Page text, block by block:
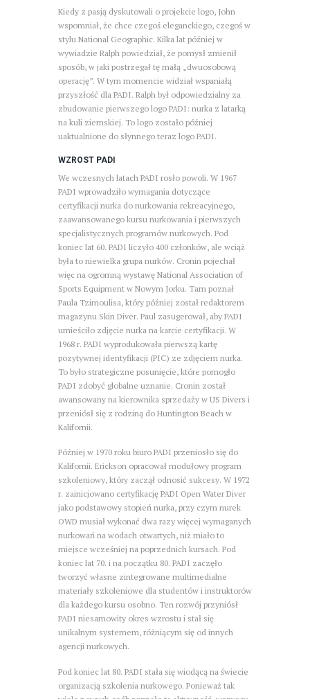
Kiedy z pasją dyskutowali o projekcie logo, John
wspomniał, że chce czegoś eleganckiego, czegoś w
stylu National Geographic. Kilka lat później w
wywiadzie Ralph powiedział, że pomysł zmienił
sposób, w jaki postrzegał tę małą „dwuosobową
operację”. W tym momencie widział wspaniałą
przyszłość dla PADI. Ralph był odpowiedzialny za
zbudowanie pierwszego logo PADI: nurka z latarką
na kuli ziemskiej. To logo zostało później
uaktualnione do słynnego teraz logo PADI.
WZROST PADI
We wczesnych latach PADI rosło powoli. W 1967
PADI wprowadziło wymagania dotyczące
certyfikacji nurka do nurkowania rekreacyjnego,
zaawansowanego kursu nurkowania i pierwszych
specjalistycznych programów nurkowych. Pod
koniec lat 60. PADI liczyło 400 członków, ale wciąż
była to niewielka grupa nurków. Cronin pojechał
więc na ogromną wystawę National Association of
Sports Equipment w Nowym Jorku. Tam poznał
Paula Tzimoulisa, który później został redaktorem
magazynu Skin Diver. Paul zasugerował, aby PADI
umieściło zdjęcie nurka na karcie certyfikacji. W
1968 r. PADI wyprodukowała pierwszą kartę
pozytywnej identyfikacji (PIC) ze zdjęciem nurka.
To było strategiczne posunięcie, które pomogło
PADI zdobyć globalne uznanie. Cronin został
awansowany na kierownika sprzedaży w US Divers i
przeniósł się z rodziną do Huntington Beach w
Kalifornii.
Później w 1970 roku biuro PADI przeniosło się do
Kalifornii. Erickson opracował modułowy program
szkoleniowy, który zaczął odnosić sukcesy. W 1972
r. zainicjowano certyfikację PADI Open Water Diver
jako podstawowy stopień nurka, przy czym nurek
OWD musiał wykonać dwa razy więcej wymaganych
nurkowań na wodach otwartych, niż miało to
miejsce wcześniej na poprzednich kursach. Pod
koniec lat 70. i na początku 80. PADI zaczęło
tworzyć własne zintegrowane multimedialne
materiały szkoleniowe dla studentów i instruktorów
dla każdego kursu osobno. Ten rozwój przyniósł
PADI niesamowity okres wzrostu i stał się
unikalnym systemem, różniącym się od innych
agencji nurkowych.
Pod koniec lat 80. PADI stała się wiodącą na świecie
organizacją szkolenia nurkowego. Ponieważ tak